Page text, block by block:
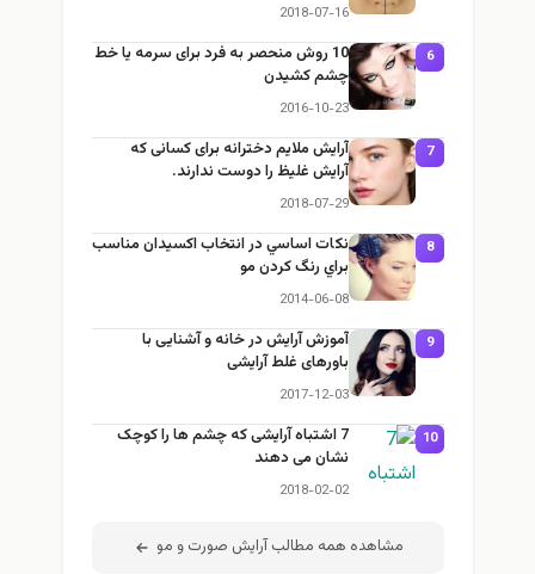
2018-07-16
6
10 روش منحصر به فرد برای سرمه یا خط
چشم کشیدن
2016-10-23
7
آرایش ملایم دخترانه برای کسانی که
آرایش غلیظ را دوست ندارند.
2018-07-29
8
نكات اساسي در انتخاب اكسيدان مناسب
براي رنگ كردن مو
2014-06-08
9
آموزش آرایش در خانه و آشنایی با
باورهای غلط آرایشی
2017-12-03
10
7 اشتباه آرایشی که چشم ها را کوچک
نشان می دهند
2018-02-02
مشاهده همه مطالب آرايش صورت و مو